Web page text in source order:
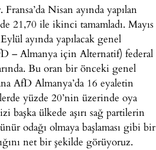
Nisan ayında yapılan
21,70 ile ikinci tamamladı. Mayıs
ayında yapılacak genel
– Almanya için Alternatif) federal
Bu oran bir önceki genel
AfD Almanya’da 16 eyaletin
yüzde 20’nin üzerinde oya
başka ülkede aşırı sağ partilerin
odağı olmaya başlaması gibi bir
net bir şekilde görüyoruz.